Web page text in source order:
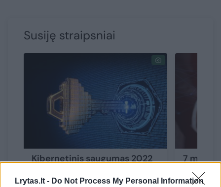
Lrytas.lt - Do Not Process My Personal Information
Susiję straipsniai
Kibernetinis saugumas 2022
Rusijos karas Ukrainoje
7 mitai